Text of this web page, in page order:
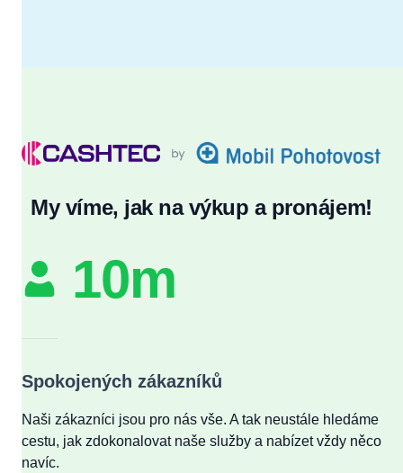
My víme, jak na výkup a pronájem!
10m
Spokojených zákazníků
Naši zákazníci jsou pro nás vše. A tak neustále hledáme
cestu, jak zdokonalovat naše služby a nabízet vždy něco
navíc.